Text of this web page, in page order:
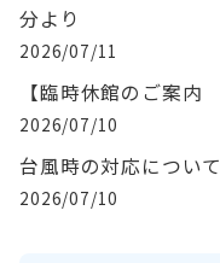
分より
2026/07/11
【臨時休館のご案内
2026/07/10
台風時の対応について
2026/07/10